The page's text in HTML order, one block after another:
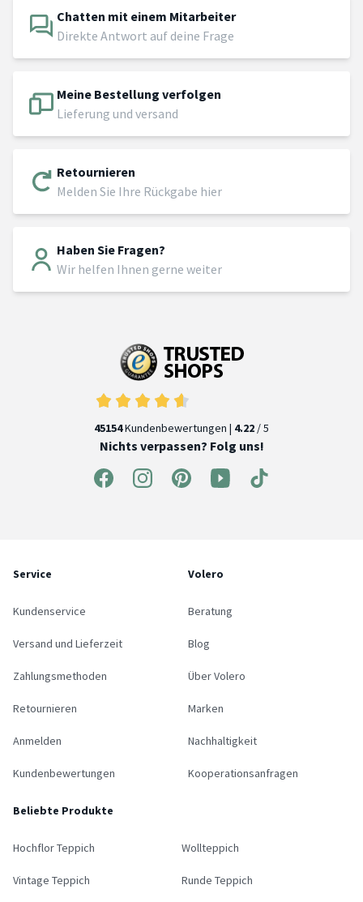
Chatten mit einem Mitarbeiter
Direkte Antwort auf deine Frage
Meine Bestellung verfolgen
Lieferung und versand
Retournieren
Melden Sie Ihre Rückgabe hier
Haben Sie Fragen?
Wir helfen Ihnen gerne weiter
45154Kundenbewertungen | 4.22 / 5
Nichts verpassen? Folg uns!
Service
Kundenservice
Versand und Lieferzeit
Zahlungsmethoden
Retournieren
Anmelden
Kundenbewertungen
Volero
Beratung
Blog
Über Volero
Marken
Nachhaltigkeit
Kooperationsanfragen
Beliebte Produkte
Hochflor Teppich Wollteppich
Vintage Teppich Runde Teppich